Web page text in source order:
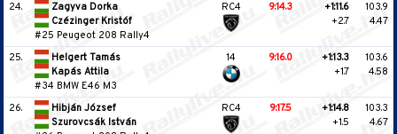
24.
Zagyva Dorka
Czézinger Kristóf
#25 Peugeot 208 Rally4
RC4 9:14.3
+1:11.6
+2.7
103.9
4.47
25.
Helgert Tamás
Kapás Attila
#34 BMW E46 M3
14 9:16.0
+1:13.3
+1.7
103.6
4.58
26.
Hibján József
Szurovcsák István
RC4 9:17.5
+1:14.8
+1.5
103.3
4.67